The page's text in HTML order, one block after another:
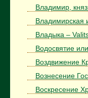
Владимир,
Владимирская
Владыка –
Водосвятие
Воздвижение
Вознесение
Воскресение